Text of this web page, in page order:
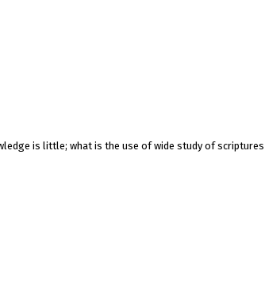
is little; what is the use of wide study of